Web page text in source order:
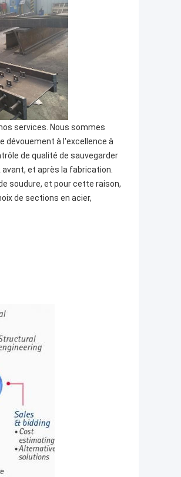
services. Nous sommes
dévouement à l'excellence à
de qualité de sauvegarder
et après la fabrication.
soudure, et pour cette raison,
de sections en acier,